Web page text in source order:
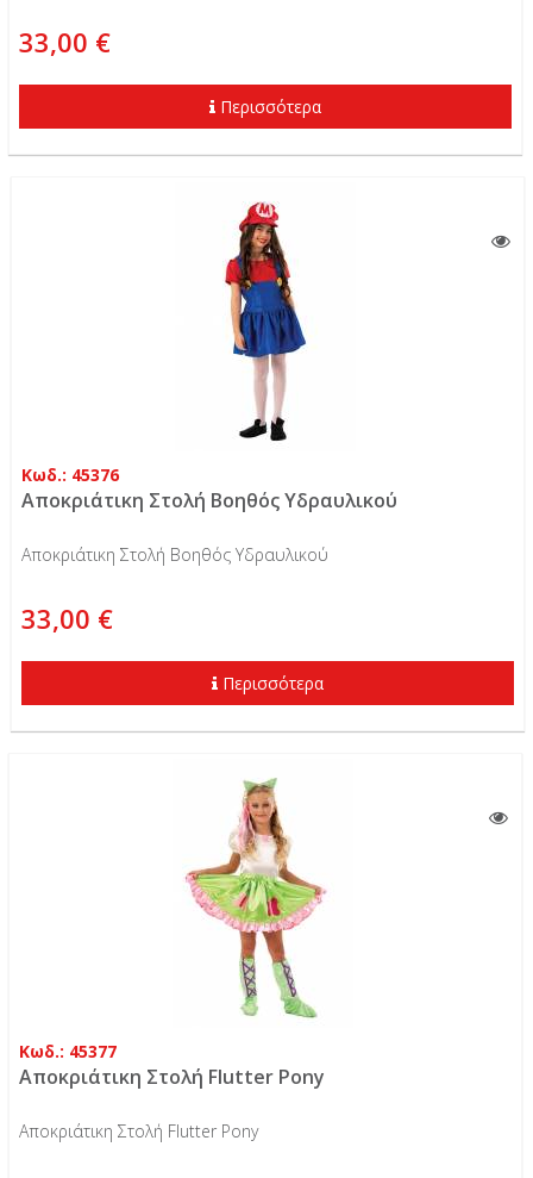
33,00 €
Περισσότερα
Κωδ.: 45376
Αποκριάτικη Στολή Βοηθός Υδραυλικού
Αποκριάτικη Στολή Βοηθός Υδραυλικού
33,00 €
Περισσότερα
Κωδ.: 45377
Αποκριάτικη Στολή Flutter Pony
Αποκριάτικη Στολή Flutter Pony